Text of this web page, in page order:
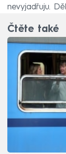
nevyjadřuju.
Čtěte také